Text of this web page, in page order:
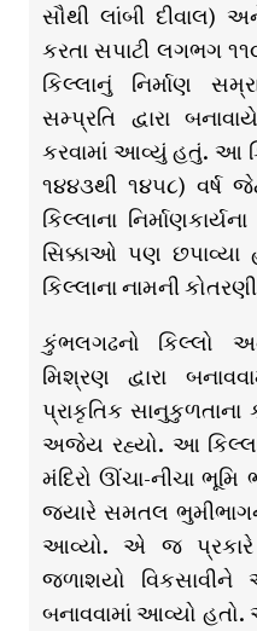
સૌથી લાંબી દીવાલ)
કરતા સપાટી લગભગ
કિલ્લાનું નિર્માણ
સમ્પ્રતિ દ્વારા
કરવામાં આવ્યું હતું. આ
૧૪૪૩થી ૧૪૫૮) વર્ષ
કિલ્લાના
સિક્કાઓ પણ
કિલ્લાના નામની
કુંભલગઢનો કિલ્લો
મિશ્રણ દ્વારા
પ્રાકૃતિક
અજેય રહ્યો. આ
મંદિરો ઊંચા-નીચા
જ્યારે સમતલ
આવ્યો. એ જ પ્રકારે
જળાશયો
બનાવવામાં આવ્યો